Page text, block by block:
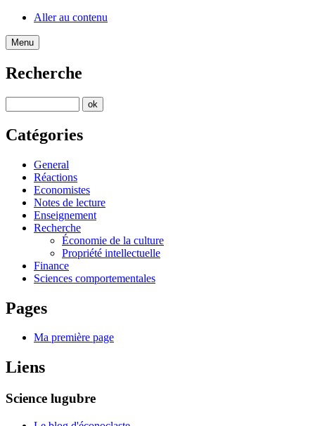
Aller au contenu
Menu
Recherche
Catégories
General
Réactions
Economistes
Notes de lecture
Enseignement
Recherche
Économie de la culture
Propriété intellectuelle
Finance
Sciences comportementales
Pages
Ma première page
Liens
Science lugubre